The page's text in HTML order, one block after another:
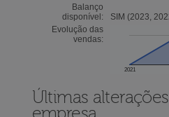
Balanço
disponível:
SIM (2023,
Evolução das
vendas:
2021
Últimas